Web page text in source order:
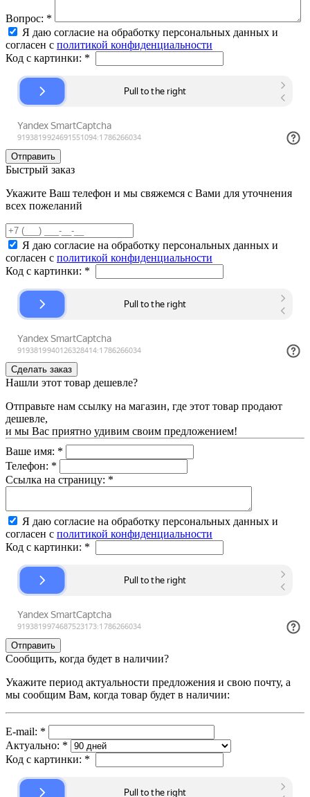
Вопрос: *
Я даю согласие на обработку персональных данных и
согласен с политикой конфиденциальности
Код с картинки: *
Быстрый заказ
Укажите Ваш телефон и мы свяжемся с Вами для уточнения
всех пожеланий
Я даю согласие на обработку персональных данных и
согласен с политикой конфиденциальности
Код с картинки: *
Нашли этот товар дешевле?
Отправьте нам ссылку на магазин, где этот товар продают
дешевле,
и мы Вас приятно удивим своим предложением!
Ваше имя: *
Телефон: *
Ссылка на страницу: *
Я даю согласие на обработку персональных данных и
согласен с политикой конфиденциальности
Код с картинки: *
Сообщить, когда будет в наличии?
Укажите период актуальности предложения и свою почту, а
мы сообщим Вам, когда товар будет в наличии:
E-mail: *
Актуально: *
Код с картинки: *